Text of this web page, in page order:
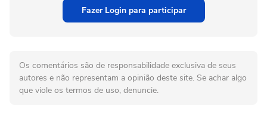
Fazer Login para participar
Os comentários são de responsabilidade exclusiva de seus
autores e não representam a opinião deste site. Se achar algo
que viole os termos de uso, denuncie.